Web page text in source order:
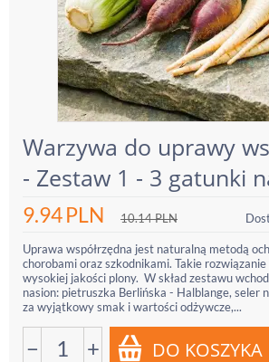
Warzywa do uprawy
- Zestaw 1 - 3 gatunki
9.94PLN 10.14PLN
Uprawa współrzędna jest naturalną metodą
chorobami oraz szkodnikami. Takie
wysokiej jakości plony. W skład zestawu
nasion: pietruszka Berlińska - Halblange, seler
za wyjątkowy smak i wartości odżywcze,...
− +